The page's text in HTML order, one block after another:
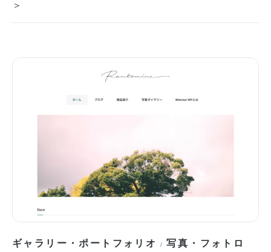
＞
ギャラリー・ポートフォリオ /写真・フォトロ